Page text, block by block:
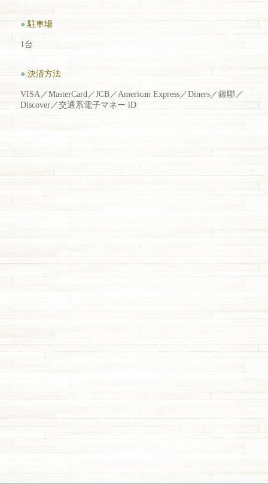
●駐車場
1台
● 決済方法
VISA／MasterCard／JCB／American Express／Diners／銀聯／
Discover／交通系電子マネー iD